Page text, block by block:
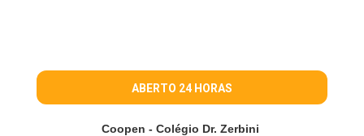
ABERTO 24 HORAS
Coopen - Colégio Dr. Zerbini